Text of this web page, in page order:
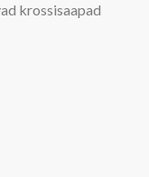
krossisaapad